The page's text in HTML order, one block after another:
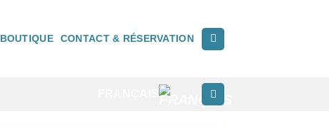
BOUTIQUE CONTACT & RÉSERVATION
FRANÇAIS